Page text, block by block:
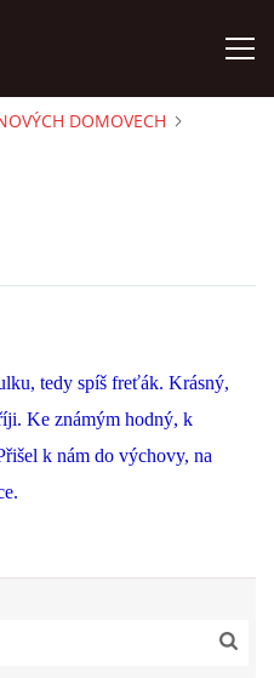
DOMOVECH
tedy spíš freťák. Krásný,
Ke známým hodný, k
k nám do výchovy, na